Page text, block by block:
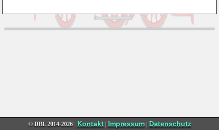
© DBL2014-2026 | Kontakt| Impressum| Datenschutz